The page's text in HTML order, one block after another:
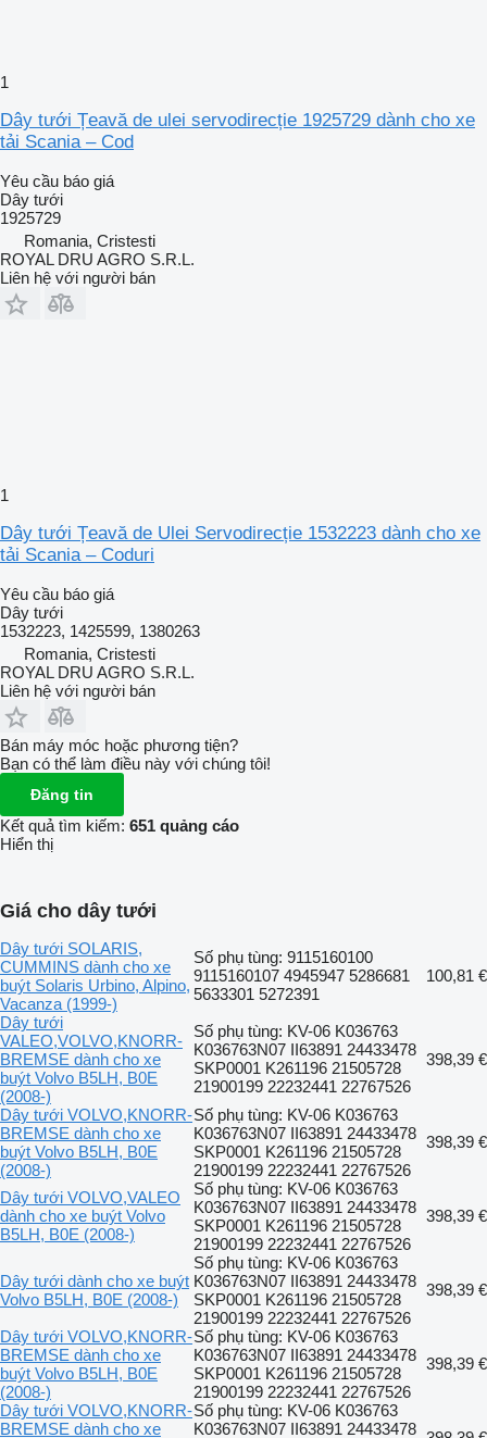
1
Dây tưới Țeavă de ulei servodirecție 1925729 dành cho xe
tải Scania – Cod
Yêu cầu báo giá
Dây tưới
1925729
Romania, Cristesti
ROYAL DRU AGRO S.R.L.
Liên hệ với người bán
1
Dây tưới Țeavă de Ulei Servodirecție 1532223 dành cho xe
tải Scania – Coduri
Yêu cầu báo giá
Dây tưới
1532223, 1425599, 1380263
Romania, Cristesti
ROYAL DRU AGRO S.R.L.
Liên hệ với người bán
Bán máy móc hoặc phương tiện?
Bạn có thể làm điều này với chúng tôi!
Đăng tin
Kết quả tìm kiếm: 651 quảng cáo
Hiển thị
Giá cho dây tưới
Dây tưới SOLARIS,
CUMMINS dành cho xe
buýt Solaris Urbino, Alpino,
Vacanza (1999-)
Số phụ tùng: 9115160100
9115160107 4945947 5286681
5633301 5272391
100,81 €
Dây tưới
VALEO,VOLVO,KNORR-
BREMSE dành cho xe
buýt Volvo B5LH, B0E
(2008-)
Số phụ tùng: KV-06 K036763
K036763N07 II63891 24433478
SKP0001 K261196 21505728
21900199 22232441 22767526
398,39 €
Dây tưới VOLVO,KNORR-
BREMSE dành cho xe
buýt Volvo B5LH, B0E
(2008-)
Số phụ tùng: KV-06 K036763
K036763N07 II63891 24433478
SKP0001 K261196 21505728
21900199 22232441 22767526
398,39 €
Dây tưới VOLVO,VALEO
dành cho xe buýt Volvo
B5LH, B0E (2008-)
Số phụ tùng: KV-06 K036763
K036763N07 II63891 24433478
SKP0001 K261196 21505728
21900199 22232441 22767526
398,39 €
Dây tưới dành cho xe buýt
Volvo B5LH, B0E (2008-)
Số phụ tùng: KV-06 K036763
K036763N07 II63891 24433478
SKP0001 K261196 21505728
21900199 22232441 22767526
398,39 €
Dây tưới VOLVO,KNORR-
BREMSE dành cho xe
buýt Volvo B5LH, B0E
(2008-)
Số phụ tùng: KV-06 K036763
K036763N07 II63891 24433478
SKP0001 K261196 21505728
21900199 22232441 22767526
398,39 €
Dây tưới VOLVO,KNORR-
BREMSE dành cho xe
Số phụ tùng: KV-06 K036763
K036763N07 II63891 24433478